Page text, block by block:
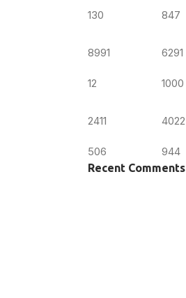
130 847
8991
12
6291
1000
2411
506
4022
944
Recent Comments